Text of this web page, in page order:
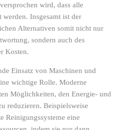
wird, dass alle
Insgesamt ist der
Alternativen somit nicht nur
sondern auch des
Kosten.
Einsatz von Maschinen und
wichtige Rolle. Moderne
Möglichkeiten, den Energie- und
reduzieren. Beispielsweise
Reinigungssysteme eine